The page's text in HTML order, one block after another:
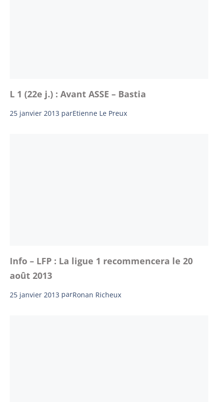
L 1 (22e j.) : Avant ASSE – Bastia
25 janvier 2013 parEtienne Le Preux
Info – LFP : La ligue 1 recommencera le 20
août 2013
25 janvier 2013 parRonan Richeux